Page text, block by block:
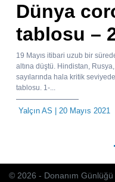
Dünya
tablosu –
19 Mayıs itibari uzub bir
altına düştü. Hindistan,
sayılarında hala kritik
tablosu. 1-...
Yalçın AS | 20 Mayıs 2021
© 2026 - Donanım Günlüğü